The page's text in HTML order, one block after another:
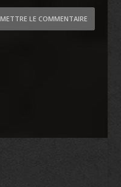
LE COMMENTAIRE